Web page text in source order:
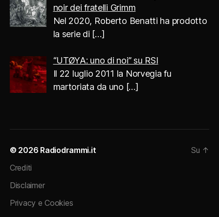
noir dei fratelli Grimm
Nel 2020, Roberto Benatti ha prodotto
la serie di […]
“UTØYA: uno di noi” su RSI
Il 22 luglio 2011 la Norvegia fu
martoriata da uno […]
© 2026 Radiodrammi.it
Crediti
Disclaimer
Privacy e Cookies
Su ↑